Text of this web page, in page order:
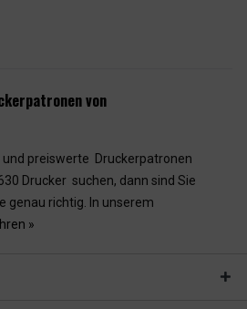
von
und preiswerte Druckerpatronen
Drucker suchen, dann sind Sie
genau richtig. In unserem
»